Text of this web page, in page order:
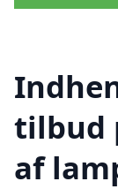
tilbud
af